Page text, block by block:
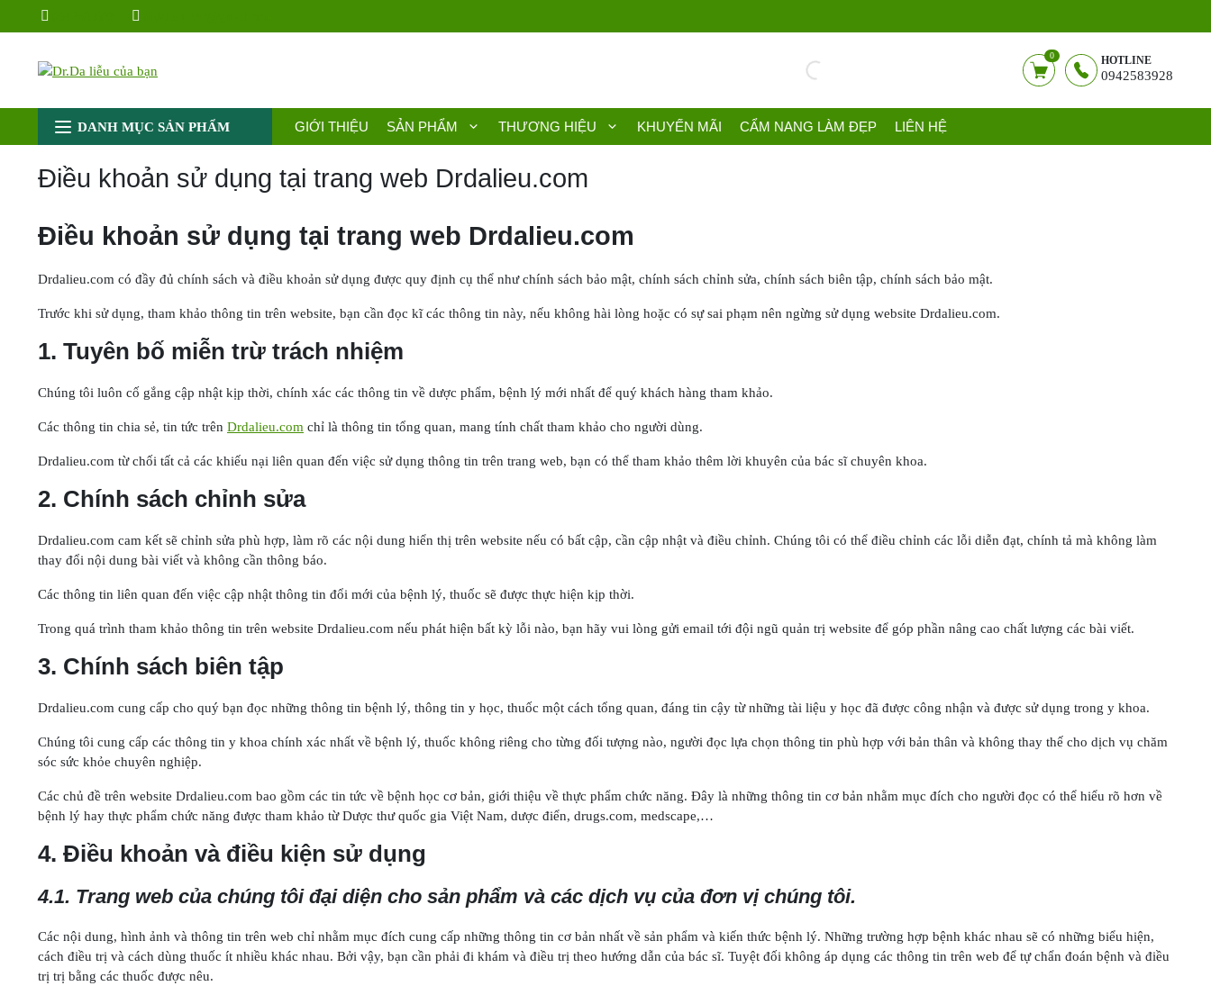
Chuyển
0 HOTLINE
0942583928
DANH MỤC SẢN PHẨM GIỚI THIỆU SẢN PHẨM THƯƠNG HIỆU KHUYẾN MÃI CẨM NANG LÀM ĐẸP LIÊN HỆ
Điều khoản sử dụng tại trang web Drdalieu.com
Điều khoản sử dụng tại trang web Drdalieu.com
Drdalieu.com có đầy đủ chính sách và điều khoản sử dụng được quy định cụ thể như chính sách bảo mật, chính sách chỉnh sửa, chính sách biên tập, chính sách bảo mật.
Trước khi sử dụng, tham khảo thông tin trên website, bạn cần đọc kĩ các thông tin này, nếu không hài lòng hoặc có sự sai phạm nên ngừng sử dụng website Drdalieu.com.
1. Tuyên bố miễn trừ trách nhiệm
Chúng tôi luôn cố gắng cập nhật kịp thời, chính xác các thông tin về dược phẩm, bệnh lý mới nhất để quý khách hàng tham khảo.
Các thông tin chia sẻ, tin tức trên Drdalieu.com chỉ là thông tin tổng quan, mang tính chất tham khảo cho người dùng.
Drdalieu.com từ chối tất cả các khiếu nại liên quan đến việc sử dụng thông tin trên trang web, bạn có thể tham khảo thêm lời khuyên của bác sĩ chuyên khoa.
2. Chính sách chỉnh sửa
Drdalieu.com cam kết sẽ chỉnh sửa phù hợp, làm rõ các nội dung hiển thị trên website nếu có bất cập, cần cập nhật và điều chỉnh. Chúng tôi có thể điều chỉnh các lỗi diễn đạt, chính tả mà không làm
thay đổi nội dung bài viết và không cần thông báo.
Các thông tin liên quan đến việc cập nhật thông tin đổi mới của bệnh lý, thuốc sẽ được thực hiện kịp thời.
Trong quá trình tham khảo thông tin trên website Drdalieu.com nếu phát hiện bất kỳ lỗi nào, bạn hãy vui lòng gửi email tới đội ngũ quản trị website để góp phần nâng cao chất lượng các bài viết.
3. Chính sách biên tập
Drdalieu.com cung cấp cho quý bạn đọc những thông tin bệnh lý, thông tin y học, thuốc một cách tổng quan, đáng tin cậy từ những tài liệu y học đã được công nhận và được sử dụng trong y khoa.
Chúng tôi cung cấp các thông tin y khoa chính xác nhất về bệnh lý, thuốc không riêng cho từng đối tượng nào, người đọc lựa chọn thông tin phù hợp với bản thân và không thay thế cho dịch vụ chăm
sóc sức khỏe chuyên nghiệp.
Các chủ đề trên website Drdalieu.com bao gồm các tin tức về bệnh học cơ bản, giới thiệu về thực phẩm chức năng. Đây là những thông tin cơ bản nhằm mục đích cho người đọc có thể hiểu rõ hơn về
bệnh lý hay thực phẩm chức năng được tham khảo từ Dược thư quốc gia Việt Nam, dược điển, drugs.com, medscape,…
4. Điều khoản và điều kiện sử dụng
4.1. Trang web của chúng tôi đại diện cho sản phẩm và các dịch vụ của đơn vị chúng tôi.
Các nội dung, hình ảnh và thông tin trên web chỉ nhằm mục đích cung cấp những thông tin cơ bản nhất về sản phẩm và kiến thức bệnh lý. Những trường hợp bệnh khác nhau sẽ có những biểu hiện,
cách điều trị và cách dùng thuốc ít nhiều khác nhau. Bởi vậy, bạn cần phải đi khám và điều trị theo hướng dẫn của bác sĩ. Tuyệt đối không áp dụng các thông tin trên web để tự chẩn đoán bệnh và điều
trị trị bằng các thuốc được nêu.